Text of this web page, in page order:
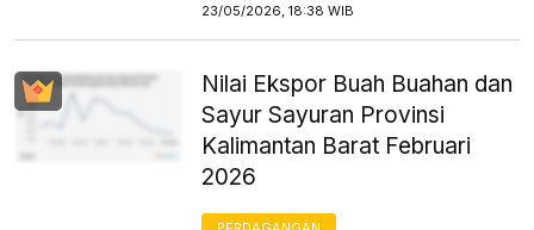
23/05/2026, 18:38 WIB
Nilai Ekspor Buah Buahan dan
Sayur Sayuran Provinsi
Kalimantan Barat Februari
2026